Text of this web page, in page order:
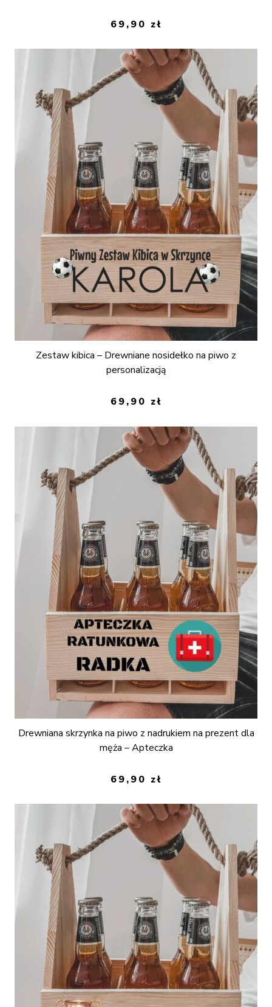
69,90 zł
Zestaw kibica – Drewniane nosidełko na piwo z
personalizacją
69,90 zł
Drewniana skrzynka na piwo z nadrukiem na prezent dla
męża – Apteczka
69,90 zł